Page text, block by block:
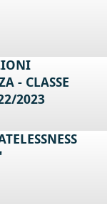
- CLASSE
2023